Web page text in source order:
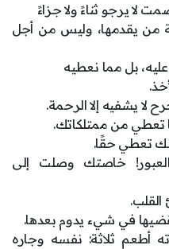
لا يرجو ثناءً ولا جزاءً
من يقدمها، وليس من أجل
بل مما نعطيه
لا يشفيه إلا الرحمة.
تعطي من ممتلكاتك.
تعطي حقًا.
خاصتك وصلت إلى
القلب.
في شيء يدوم بعدها.
أطعم ثلاثة: نفسه وجاره